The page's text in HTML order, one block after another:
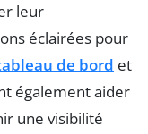
leur
éclairées pour
de bord et
également aider
une visibilité